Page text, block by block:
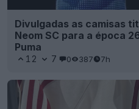
Divulgadas as camisas
Neom SC para a época
Puma
12 7 0 387 7h